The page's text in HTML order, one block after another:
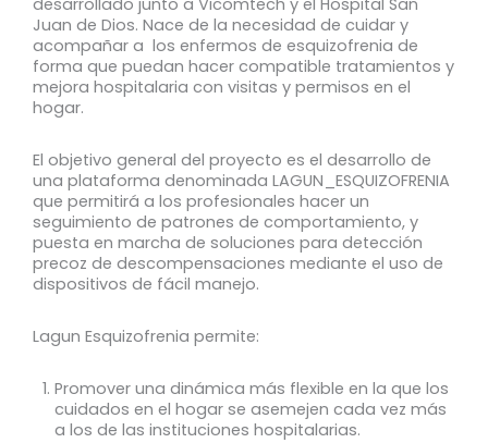
Juan de Dios. Nace de la necesidad de cuidar y
acompañar a los enfermos de esquizofrenia de
forma que puedan hacer compatible tratamientos y
mejora hospitalaria con visitas y permisos en el
hogar.
El objetivo general del proyecto es el desarrollo de
una plataforma denominada LAGUN_ESQUIZOFRENIA
que permitirá a los profesionales hacer un
seguimiento de patrones de comportamiento, y
puesta en marcha de soluciones para detección
precoz de descompensaciones mediante el uso de
dispositivos de fácil manejo.
Lagun Esquizofrenia permite:
Promover una dinámica más flexible en la que los
cuidados en el hogar se asemejen cada vez más
a los de las instituciones hospitalarias.